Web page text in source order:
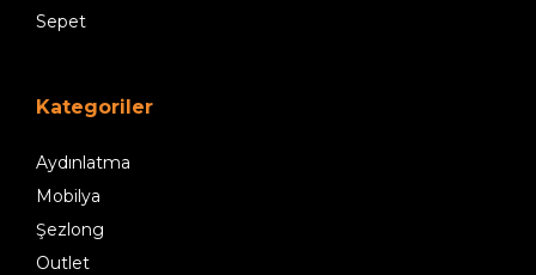
Sepet
Kategoriler
Aydınlatma
Mobilya
Şezlong
Outlet